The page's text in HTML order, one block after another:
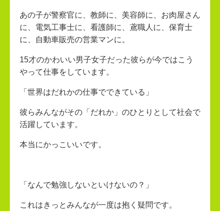
あの子が警察官に、教師に、美容師に、お肉屋さん
に、電気工事士に、看護師に、鳶職人に、保育士
に、自動車販売の営業マンに。
15才のかわいい男子女子だった彼らが今ではこう
やって仕事をしています。
「世界はだれかの仕事でできている」
彼らみんながその「だれか」のひとりとして社会で
活躍しています。
本当にかっこいいです。
「なんで勉強しないといけないの？」
これはきっとみんなが一度は抱く疑問です。